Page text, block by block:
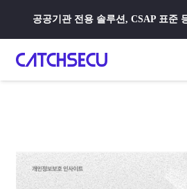
공공기관 전용 솔루션, CSAP 표준